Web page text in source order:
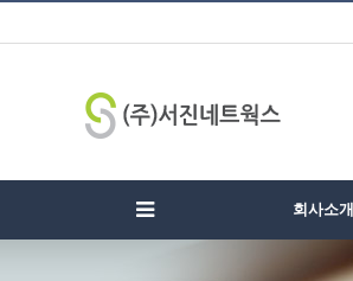
회사소개